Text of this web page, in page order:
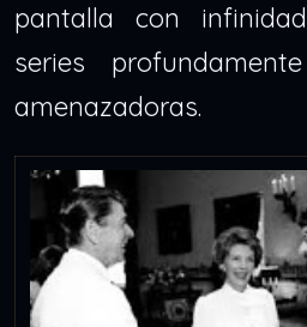
pantalla con
series
amenazadoras.